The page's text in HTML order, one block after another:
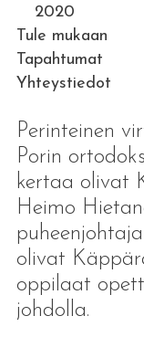
2020
Tule mukaan
Tapahtumat
Yhteystiedot
Perinteinen
Porin
kertaa olivat
Heimo
olivat
oppilaat
johdolla.